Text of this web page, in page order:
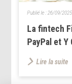
La fintech
PayPal et Y
Publié le : 26/09/2025
Lire la suite